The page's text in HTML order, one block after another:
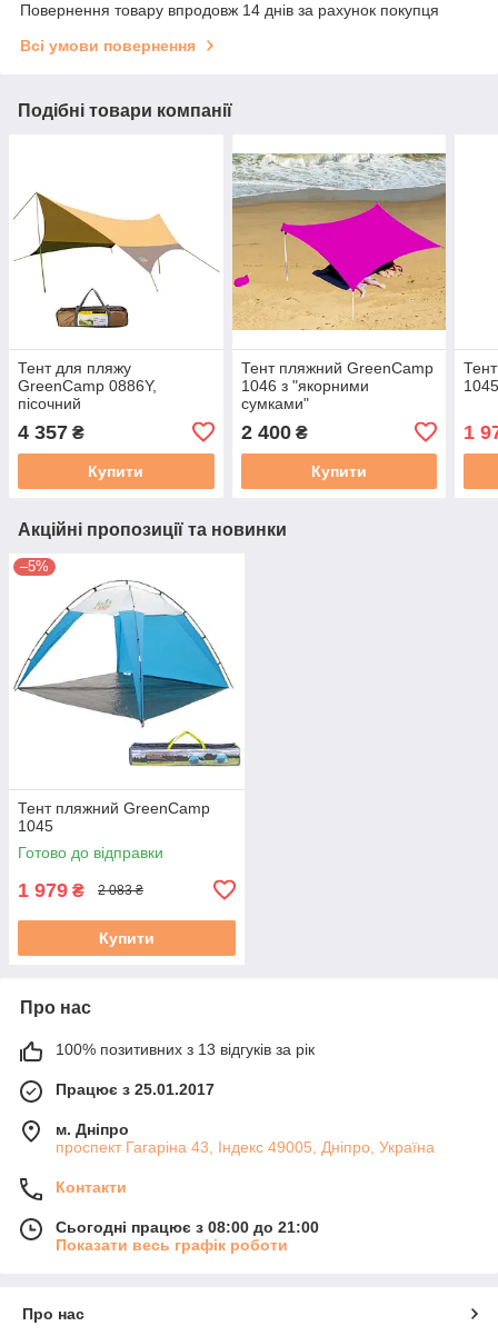
Повернення товару впродовж 14 днів за рахунок покупця
Всі умови повернення
Подібні товари компанії
Тент для пляжу
GreenCamp 0886Y,
пісочний
4 357 ₴
Купити
Тент пляжний GreenCamp
1046 з "якорними
сумками"
2 400₴
Купити
1
Акційні пропозиції та новинки
–5%
Тент пляжний GreenCamp
1045
Готово до відправки
1 979 ₴ 2 083 ₴
Купити
Про нас
100% позитивних з 13 відгуків за рік
Працює з 25.01.2017
м. Дніпро
проспект Гагаріна 43, Індекс 49005, Дніпро, Україна
Контакти
Сьогодні працює з 08:00 до 21:00
Показати весь графік роботи
Про нас